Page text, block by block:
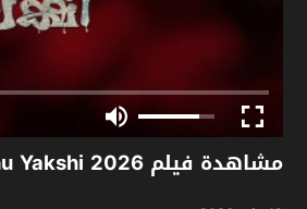
مشاهدة فيلم Ponnapurathu Yakshi 2026 مترجم